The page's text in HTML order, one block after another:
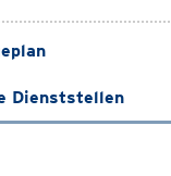
Dienststellen